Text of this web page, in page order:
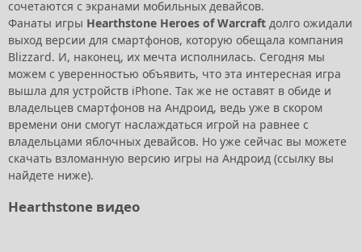
сочетаются с экранами мобильных девайсов.
Фанаты игры Hearthstone Heroes of Warcraft долго ожидали
выход версии для смартфонов, которую обещала компания
Blizzard. И, наконец, их мечта исполнилась. Сегодня мы
можем с уверенностью объявить, что эта интересная игра
вышла для устройств iPhone. Так же не оставят в обиде и
владельцев смартфонов на Андроид, ведь уже в скором
времени они смогут наслаждаться игрой на равнее с
владельцами яблочных девайсов. Но уже сейчас вы можете
скачать взломанную версию игры на Андроид (ссылку вы
найдете ниже).
Hearthstone видео